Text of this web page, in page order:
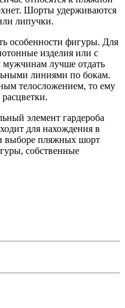
Шорты удерживаются
липучки.
особенности фигуры. Для
изделия или с
лучше отдать
линиями по бокам.
телосложением, то ему
элемент гардероба
для нахождения в
выборе пляжных шорт
собственные